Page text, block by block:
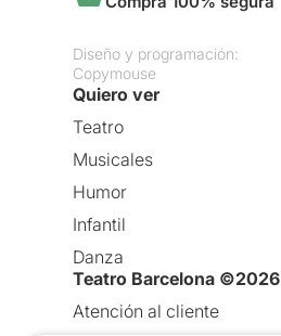
Diseño y programación:
Copymouse
Quiero ver
Teatro
Musicales
Humor
Infantil
Danza
Teatro Barcelona ©2026
Atención al cliente